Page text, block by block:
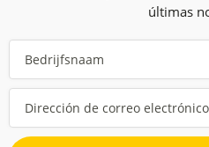
últimas